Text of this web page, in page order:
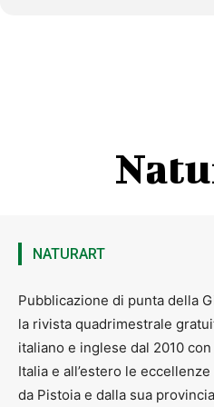
NATURART
Pubblicazione di punta della
la rivista quadrimestrale
italiano e inglese dal 2010
Italia e all’estero le
da Pistoia e dalla sua